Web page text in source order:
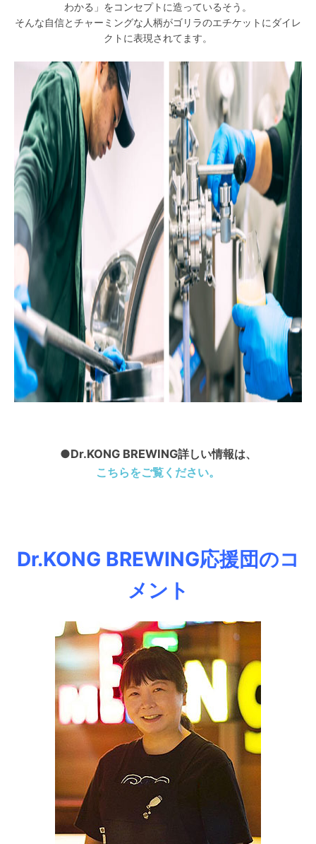
わかる」をコンセプトに造っているそう。
そんな自信とチャーミングな人柄がゴリラのエチケットにダイレ
クトに表現されてます。
●Dr.KONG BREWING詳しい情報は、
こちらをご覧ください。
Dr.KONG BREWING応援団のコ
メント